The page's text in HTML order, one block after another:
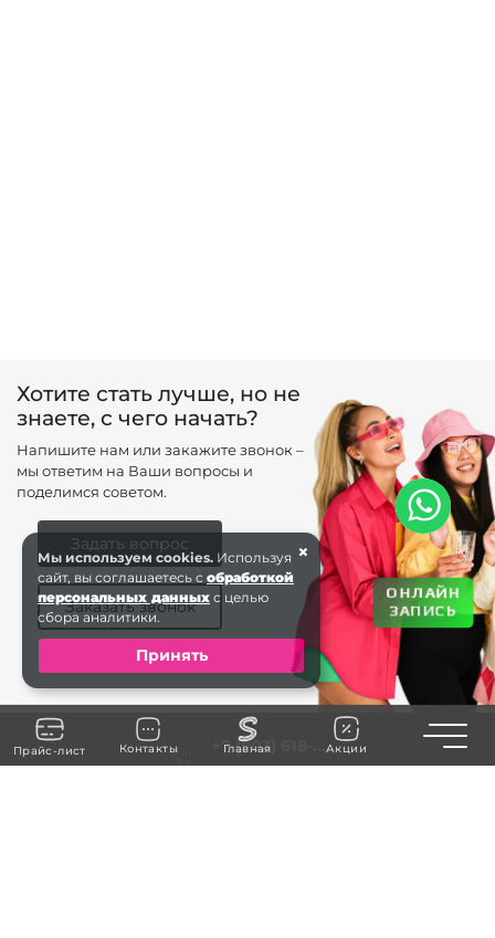
Прайс-лист Контакты Главная Акции
Хотите стать лучше, но не
знаете, с чего начать?
Напишите нам или закажите звонок –
мы ответим на Ваши вопросы и
поделимся советом.
Задать вопрос
Заказать звонок
+7 (903) 618-...
×
Мы используем cookies. Используя
сайт, вы соглашаетесь с обработкой
персональных данных с целью
сбора аналитики.
Принять
ОНЛАЙН
ЗАПИСЬ